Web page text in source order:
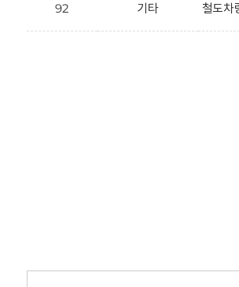
92 기타 철도차